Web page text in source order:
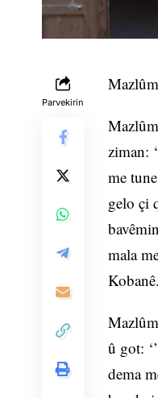
Parvekirin
ziman:
me
gelo çi
mala
û got:
dema